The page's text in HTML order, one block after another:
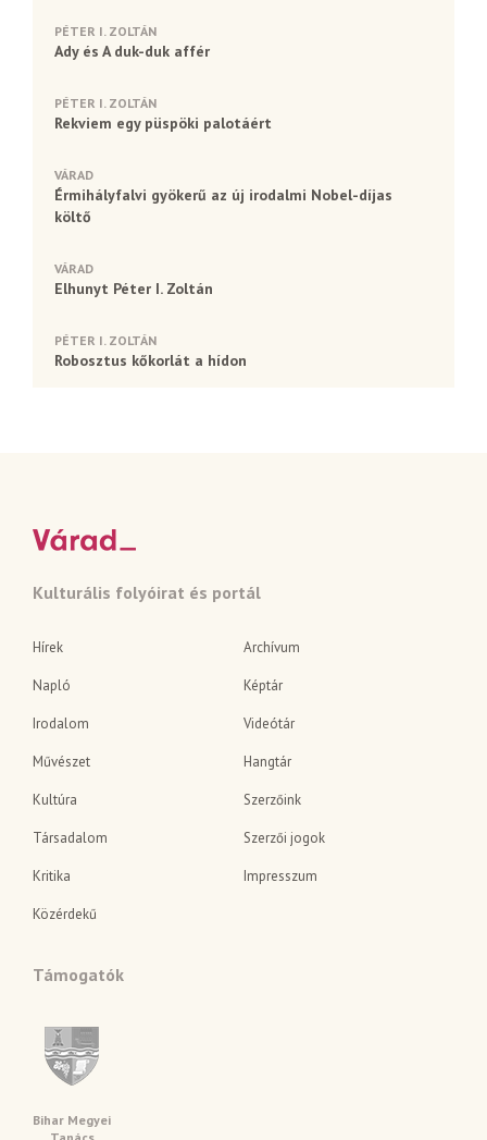
PÉTER I. ZOLTÁN
Ady és A duk-duk affér
PÉTER I. ZOLTÁN
Rekviem egy püspöki palotáért
VÁRAD
Érmihályfalvi gyökerű az új irodalmi Nobel-díjas
költő
VÁRAD
Elhunyt Péter I. Zoltán
PÉTER I. ZOLTÁN
Robosztus kőkorlát a hídon
Kulturális folyóirat és portál
Hírek
Napló
Irodalom
Művészet
Kultúra
Társadalom
Kritika
Közérdekű
Archívum
Képtár
Videótár
Hangtár
Szerzőink
Szerzői jogok
Impresszum
Támogatók
Bihar Megyei